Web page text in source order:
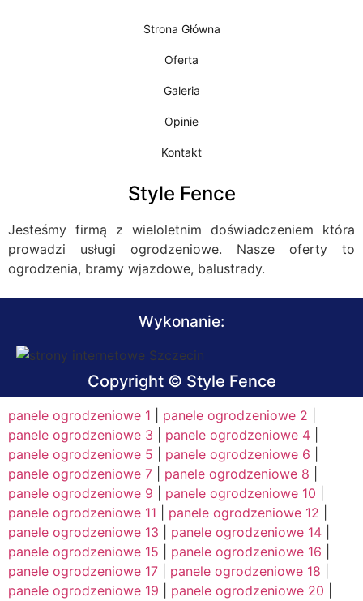
Strona Główna
Oferta
Galeria
Opinie
Kontakt
Style Fence
Jesteśmy firmą z wieloletnim doświadczeniem która
prowadzi usługi ogrodzeniowe. Nasze oferty to
ogrodzenia, bramy wjazdowe, balustrady.
Wykonanie:
Copyright © Style Fence
panele ogrodzeniowe 1 panele ogrodzeniowe 2
panele ogrodzeniowe 3
panele ogrodzeniowe 4
panele ogrodzeniowe 5
panele ogrodzeniowe 6
panele ogrodzeniowe 7
panele ogrodzeniowe 8
panele ogrodzeniowe 9
panele ogrodzeniowe 10
panele ogrodzeniowe 11
panele ogrodzeniowe 12
panele ogrodzeniowe 13
panele ogrodzeniowe 14
panele ogrodzeniowe 15
panele ogrodzeniowe 16
panele ogrodzeniowe 17
panele ogrodzeniowe 18
panele ogrodzeniowe 19
panele ogrodzeniowe 20